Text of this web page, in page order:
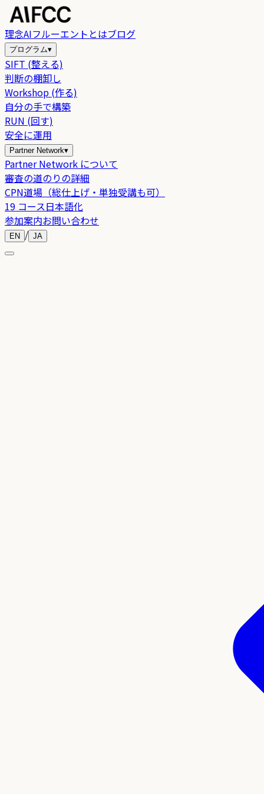
理念AIフルーエントとはブログ
プログラム▾
SIFT (整える)
判断の棚卸し
Workshop (作る)
自分の手で構築
RUN (回す)
安全に運用
Partner Network▾
Partner Network について
審査の道のりの詳細
CPN道場（総仕上げ・単独受講も可）
19 コース日本語化
参加案内お問い合わせ
EN / JA